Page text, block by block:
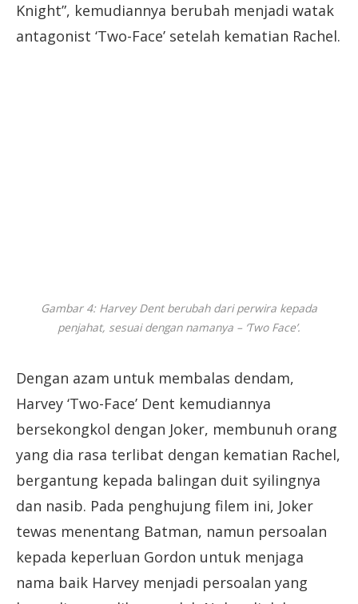
Knight”, kemudiannya berubah menjadi watak
antagonist ‘Two-Face’ setelah kematian Rachel.
Gambar 4: Harvey Dent berubah dari perwira kepada
penjahat, sesuai dengan namanya – ‘Two Face’.
Dengan azam untuk membalas dendam,
Harvey ‘Two-Face’ Dent kemudiannya
bersekongkol dengan Joker, membunuh orang
yang dia rasa terlibat dengan kematian Rachel,
bergantung kepada balingan duit syilingnya
dan nasib. Pada penghujung filem ini, Joker
tewas menentang Batman, namun persoalan
kepada keperluan Gordon untuk menjaga
nama baik Harvey menjadi persoalan yang